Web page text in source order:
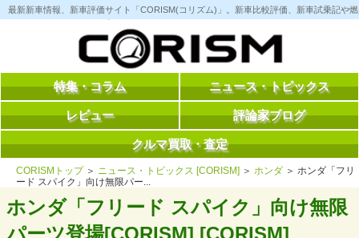
コ
ン
へ
最新新車情報、新車評価サイト「CORISM(コリズム)」。新車比較評価、新車試乗記や
特集・コラム ニュース・トピックス
レビュー 評論家ブログ
クルマ買取・査定
CORISMトップ＞ ニュース・トピックス [CORISM] ＞ ホンダ ＞ ホンダ「フリ
ード スパイク」向け無限パー...
ホンダ「フリード スパイク」向け無限
パーツ登場[CORISM] [CORISM]